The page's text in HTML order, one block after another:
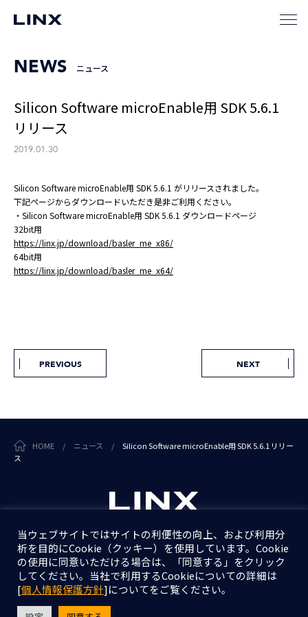
NEWS ニュース
Silicon Software microEnable用 SDK 5.6.1
リリース
2019.01.30
Silicon Software microEnable用 SDK 5.6.1 がリリースされました。
下記ページからダウンロードいただき是非ご利用ください。
・Silicon Software microEnable用 SDK 5.6.1 ダウンロードページ
32bit用
https://linx.jp/download/basler_me_x86/
64bit用
https://linx.jp/download/basler_me_x64/
PREVIOUS NEXT
HOME / ニュース /
Silicon Software microEnable用 SDK 5.6.1 リリー
ス
個人情報保護方針
情報セキュリティ基本方針
当ウェブサイトではサイトの利便性の向上、および利用分
析を目的にCookie（クッキー）を使用しています。Cookie
の使用に同意いただける場合は、「同意する」をクリック
してください。当社で利用するCookieについての詳細は
[個人情報保護方針]についてをご覧ください。